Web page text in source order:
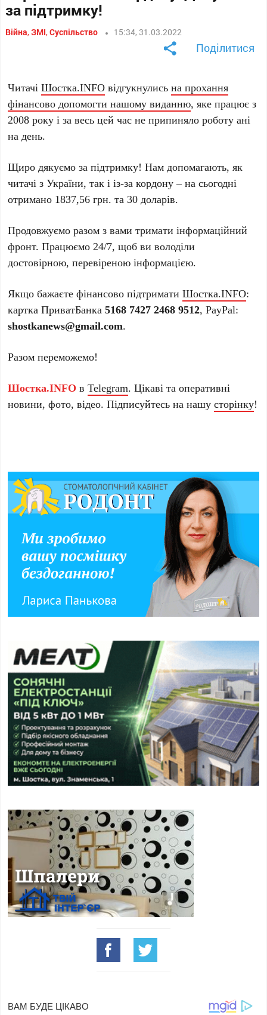
за підтримку!
Війна,ЗМІ,Суспільство 15:34, 31.03.2022
Поділитися
ЧитачіШостка.INFO відгукнулисьна прохання
фінансово допомогти нашому виданню, яке працює з
2008 року і за весь цей час не припиняло роботу ані
на день.
Щиро дякуємо за підтримку! Нам допомагають, як
читачі з України, так і із-за кордону – на сьогодні
отримано 1837,56 грн. та 30 доларів.
Продовжуємо разом з вами тримати інформаційний
фронт. Працюємо 24/7, щоб ви володіли
достовірною, перевіреною інформацією.
Якщо бажаєте фінансово підтриматиШостка.INFO:
картка ПриватБанка5168 7427 2468 9512, PayPal:
shostkanews@gmail.com.
Разом переможемо!
Шостка.INFO вTelegram. Цікаві та оперативні
новини, фото, відео. Підписуйтесь на нашусторінку!